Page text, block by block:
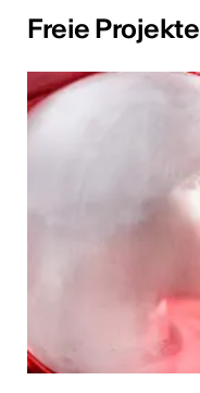
Freie Projekte